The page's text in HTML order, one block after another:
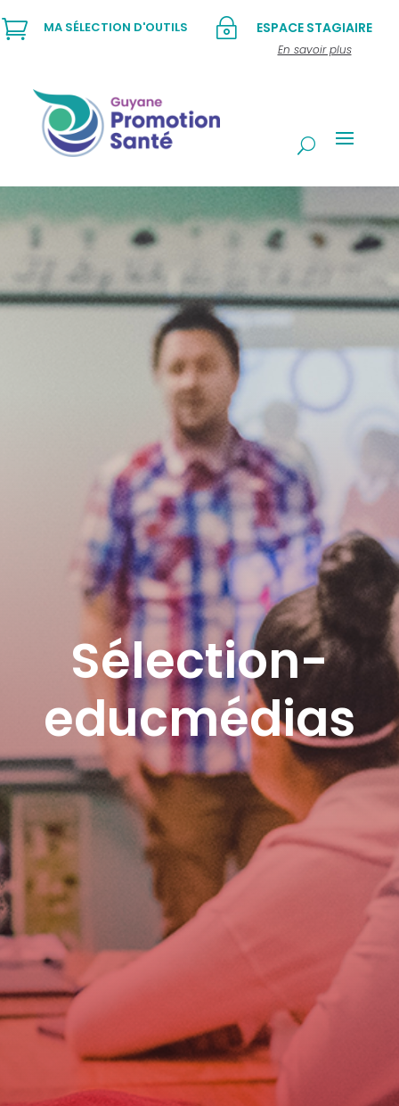
~ ESPACE STAGIAIRE
En savoir plus
 MA SÉLECTION D'OUTILS
Sélection-
educmédias